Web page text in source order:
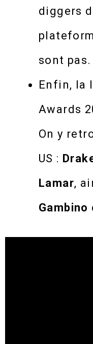
diggers
sont pas.
Enfin, la
Awards
On y
US :
Lamar,
Gambino